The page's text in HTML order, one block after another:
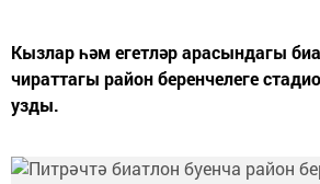
Кызлар һәм егетләр арасындагы
чираттагы район беренчелеге
узды.